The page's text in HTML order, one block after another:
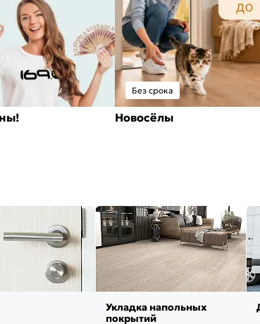
Без срока
Новосёлы
Укладка напольных
покрытий